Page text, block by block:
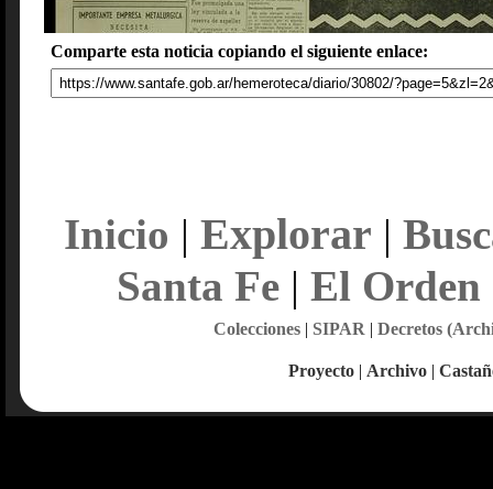
Comparte esta noticia copiando el siguiente enlace:
Inicio | Explorar |
Santa Fe| El Orden
Colecciones| SIPAR | Decretos
Proyecto | Archivo |